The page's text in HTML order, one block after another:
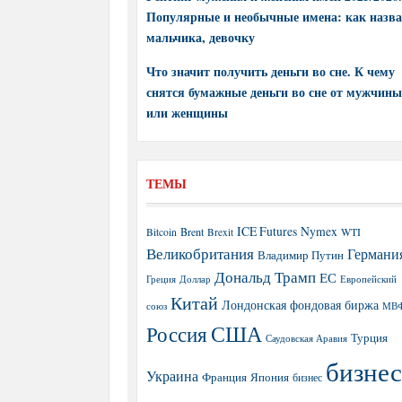
Популярные и необычные имена: как
мальчика, девочку
Что значит получить деньги во сне. К чему
снятся бумажные деньги во сне от мужчины
или женщины
ТЕМЫ
Bitcoin Brent Brexit ICE Futures Nymex WTI
Великобритания Владимир Путин
Греция Доллар Дональд Трамп ЕС Европейский
союз Китай Лондонская фондовая биржа
РоссияСША Саудовская Аравия Турция
Украина Франция Япония бизнес бизнес